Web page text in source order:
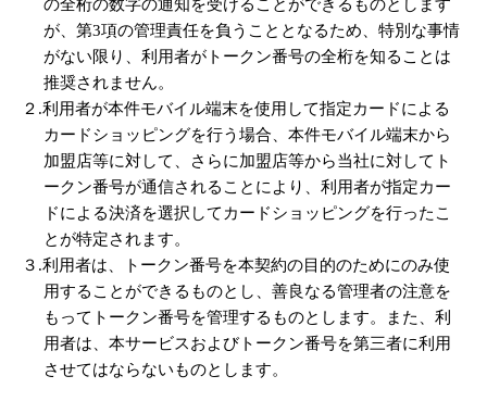
の全桁の数字の通知を受けることができるものとします
が、第3項の管理責任を負うこととなるため、特別な事情
がない限り、利用者がトークン番号の全桁を知ることは
推奨されません。
２.利用者が本件モバイル端末を使用して指定カードによる
カードショッピングを行う場合、本件モバイル端末から
加盟店等に対して、さらに加盟店等から当社に対してト
ークン番号が通信されることにより、利用者が指定カー
ドによる決済を選択してカードショッピングを行ったこ
とが特定されます。
３.利用者は、トークン番号を本契約の目的のためにのみ使
用することができるものとし、善良なる管理者の注意を
もってトークン番号を管理するものとします。また、利
用者は、本サービスおよびトークン番号を第三者に利用
させてはならないものとします。